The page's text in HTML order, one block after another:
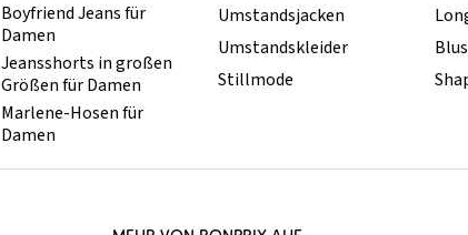
Boyfriend Jeans für
Damen
Jeansshorts in großen
Größen für Damen
Marlene-Hosen für
Damen
Umstandsjacken
Umstandskleider
Stillmode